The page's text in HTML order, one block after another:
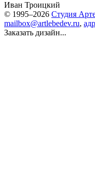
Иван Троицкий
© 1995–2026 Студия
mailbox@artlebedev.ru,
Заказать дизайн...